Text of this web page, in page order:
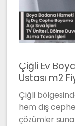
Çiğli Ev
Ustası m2
Çiğli
hem dış
çözümler